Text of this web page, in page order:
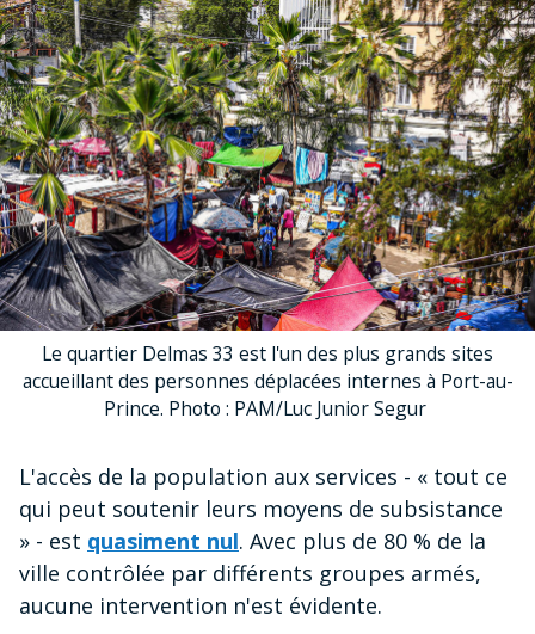
Le quartier Delmas 33 est l'un des plus grands sites
accueillant des personnes déplacées internes à Port-au-
Prince. Photo : PAM/Luc Junior Segur
L'accès de la population aux services - « tout ce
qui peut soutenir leurs moyens de subsistance
» - est quasiment nul. Avec plus de 80 % de la
ville contrôlée par différents groupes armés,
aucune intervention n'est évidente.